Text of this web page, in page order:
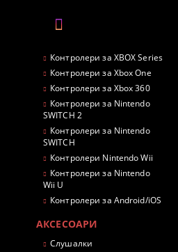
Контролери за XBOX Series
Контролери за Xbox One
Контролери за Xbox 360
Контролери за Nintendo
SWITCH 2
Контролери за Nintendo
SWITCH
Контролери Nintendo Wii
Контролери за Nintendo
Wii U
Контролери за Android/iOS
АКСЕСОАРИ
Слушалки